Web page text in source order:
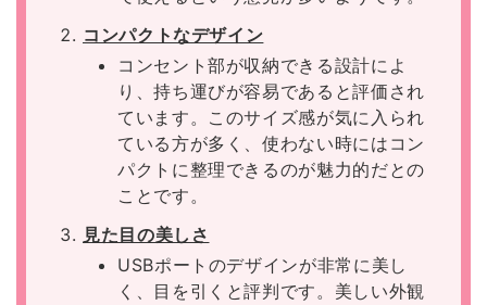
コンパクトなデザイン
コンセント部が収納できる設計によ
り、持ち運びが容易であると評価され
ています。このサイズ感が気に入られ
ている方が多く、使わない時にはコン
パクトに整理できるのが魅力的だとの
ことです。
見た目の美しさ
USBポートのデザインが非常に美し
く、目を引くと評判です。美しい外観